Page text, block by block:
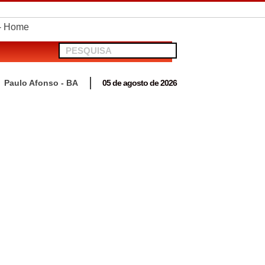
em Antas
Paulo Afonso - BA 05 de agosto de 2026